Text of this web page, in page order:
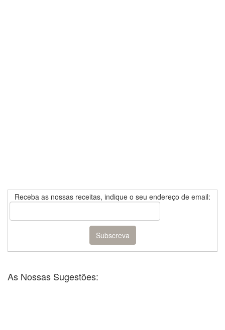
Receba as nossas receitas, indique o seu endereço de email:
As Nossas Sugestões: